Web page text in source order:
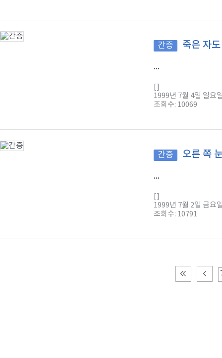
간증 죽은 자
...
[]
1999년 7월 4일 일요
조회수: 10069
간증 오른 쪽
...
[]
1999년 7월 2일 금요
조회수: 10791